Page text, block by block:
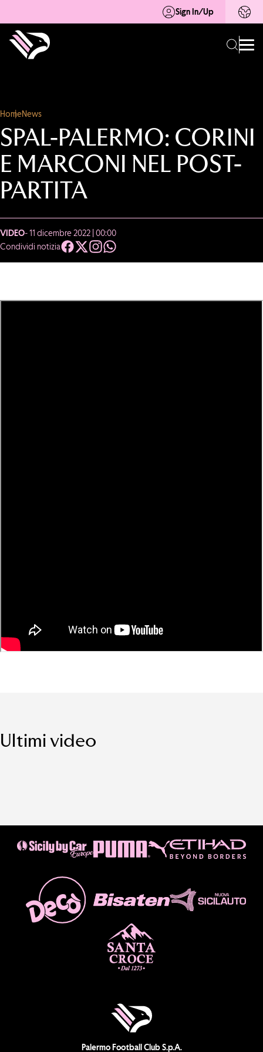
Sign In/Up
HomeNews
SPAL-PALERMO: CORINI
E MARCONI NEL POST-
PARTITA
VIDEO- 11 dicembre 2022 | 00:00
Condividi notizia
Ultimi video
Palermo Football Club S.p.A.